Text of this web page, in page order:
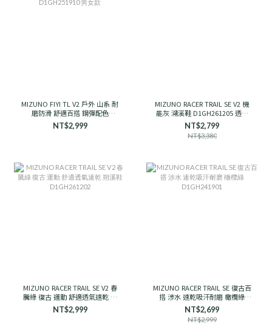
MIZUNO FIYI TL V2 戶外 山系 耐
磨防滑 舒適百搭 鋼彈配色
D1GH251910 男女款
NT$2,999
MIZUNO RACER TRAIL SE V2 機
能灰 溯溪鞋 D1GH261205 透氣
支撐
NT$2,799
NT$3,380
MIZUNO RACER TRAIL SE V2 春
騰綠 復古 運動 舒適透氣速乾 朔
溪鞋 D1GH261202
NT$2,999
MIZUNO RACER TRAIL SE 復古百
搭 涉水 速乾吸汗耐磨 橄欖綠
D1GH241901
NT$2,699
NT$2,999